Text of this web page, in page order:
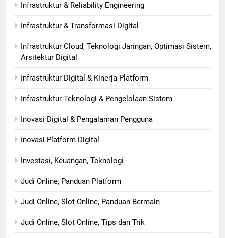
Infrastruktur & Reliability Engineering
Infrastruktur & Transformasi Digital
Infrastruktur Cloud, Teknologi Jaringan, Optimasi Sistem,
Arsitektur Digital
Infrastruktur Digital & Kinerja Platform
Infrastruktur Teknologi & Pengelolaan Sistem
Inovasi Digital & Pengalaman Pengguna
Inovasi Platform Digital
Investasi, Keuangan, Teknologi
Judi Online, Panduan Platform
Judi Online, Slot Online, Panduan Bermain
Judi Online, Slot Online, Tips dan Trik